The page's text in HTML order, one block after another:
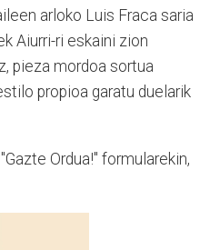
arloko Luis Fraca saria
Aiurri-ri eskaini zion
pieza mordoa sortua
propioa garatu duelarik
Ordua!" formularekin,